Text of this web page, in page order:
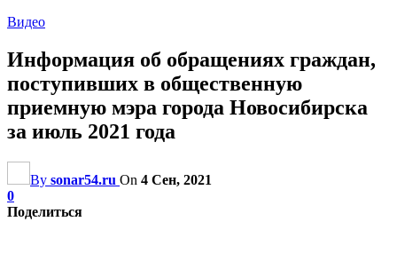
Видео
Информация об обращениях граждан,
поступивших в общественную
приемную мэра города Новосибирска
за июль 2021 года
By sonar54.ru On 4 Сен, 2021
0
Поделиться